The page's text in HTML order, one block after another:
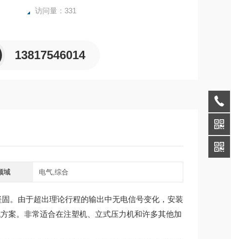
访问量：331
13817546014
域 电气,综合
。 由于超出理论行程的输出中无电信号变化，安装
案。非常适合在注塑机、立式压力机和许多其他加